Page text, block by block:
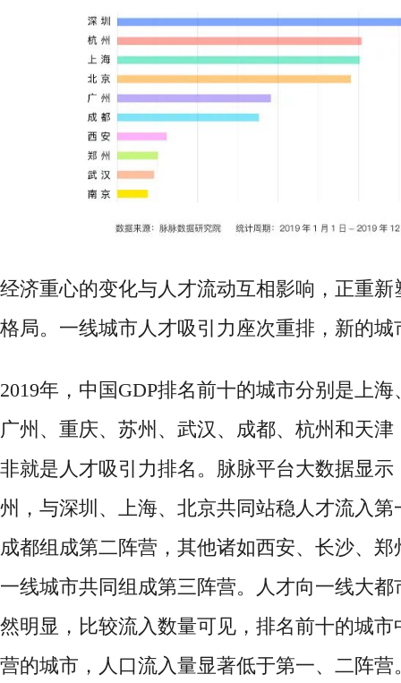
经济重心的变化与人才流动互相影响，正重新
格局。一线城市人才吸引力座次重排，新的城
2019年，中国GDP排名前十的城市分别是上
广州、重庆、苏州、武汉、成都、杭州和天津
非就是人才吸引力排名。脉脉平台大数据显示
州，与深圳、上海、北京共同站稳人才流入第
成都组成第二阵营，其他诸如西安、长沙、
一线城市共同组成第三阵营。人才向一线大
然明显，比较流入数量可见，排名前十的城市
营的城市，人口流入量显著低于第一、二阵营